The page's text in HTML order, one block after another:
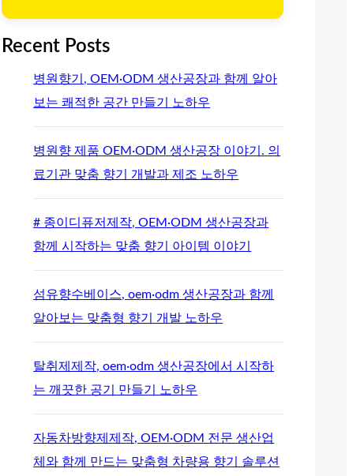
Recent Posts
병원향기, OEM·ODM 생산공장과 함께 알아
보는 쾌적한 공간 만들기 노하우
병원향 제품 OEM·ODM 생산공장 이야기. 의
료기관 맞춤 향기 개발과 제조 노하우
# 종이디퓨저제작, OEM·ODM 생산공장과
함께 시작하는 맞춤 향기 아이템 이야기
섬유향수베이스, oem·odm 생산공장과 함께
알아보는 맞춤형 향기 개발 노하우
탈취제제작, oem·odm 생산공장에서 시작하
는 깨끗한 공기 만들기 노하우
자동차방향제제작, OEM·ODM 전문 생산업
체와 함께 만드는 맞춤형 차량용 향기 솔루션